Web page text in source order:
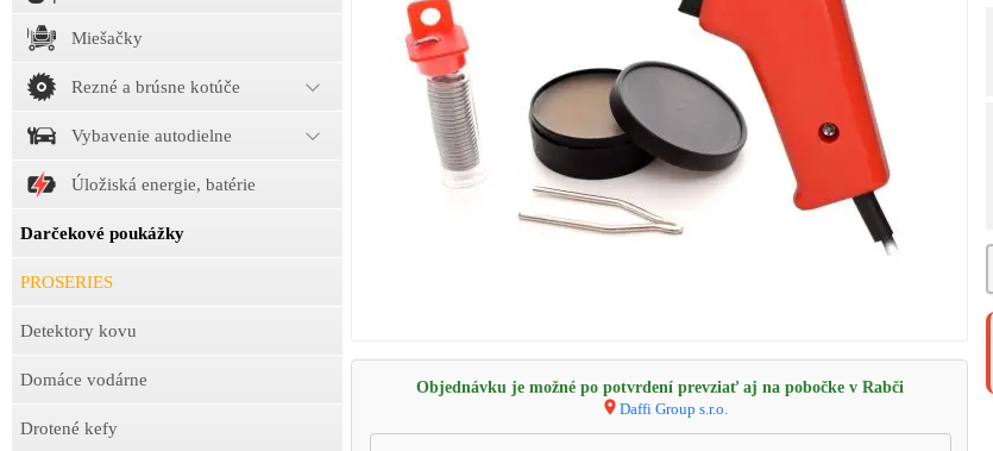
Miešačky
Rezné a brúsne kotúče
Vybavenie autodielne
Úložiská energie, batérie
Darčekové poukážky
PROSERIES
Detektory kovu
Domáce vodárne
Drotené kefy
Objednávku je možné po potvrdení prevziať aj na pobočke v Rabči
Daffi Group s.r.o.